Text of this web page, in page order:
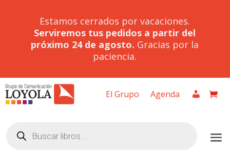
Estamos cerrados por vacaciones.
Serviremos tus pedidos a partir del
próximo 24 de agosto. Gracias por la
paciencia.
El Grupo Agenda
productos